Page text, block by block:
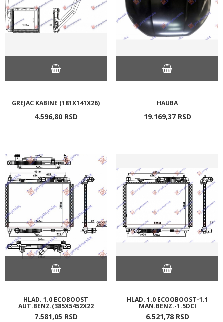
GREJAC KABINE (181X141X26)
4.596,80 RSD
HAUBA
19.169,37 RSD
HLAD. 1.0 ECOBOOST
AUT.BENZ.(385X5452X22
7.581,05 RSD
HLAD. 1.0 ECOOBOOST-1.1
MAN.BENZ.-1.5DCI
6.521,78 RSD